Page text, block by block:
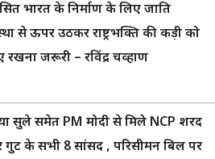
भारत के निर्माण के लिए जाति
से ऊपर उठकर राष्ट्रभक्ति की कड़ी को
रखना जरूरी – रविंद्र चव्हाण
सुले समेत PM मोदी से मिले NCP शरद
गुट के सभी 8 सांसद , परिसीमन बिल पर